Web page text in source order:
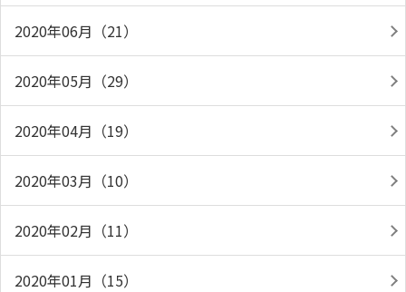
2020年06月（21）
2020年05月（29）
2020年04月（19）
2020年03月（10）
2020年02月（11）
2020年01月（15）